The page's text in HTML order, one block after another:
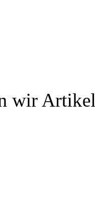
wir